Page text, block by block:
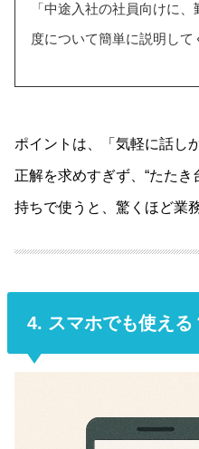
「中途入社の社員向けに
度について簡単に説明して
ポイントは、「気軽に話し
正解を求めすぎず、“たた
持ちで使うと、驚くほど業
4. スマホでも使える